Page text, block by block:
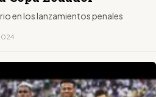
en los lanzamientos penales